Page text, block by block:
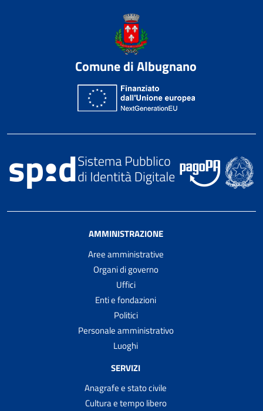
Comune di Albugnano
AMMINISTRAZIONE
Aree amministrative
Organi di governo
Uffici
Enti e fondazioni
Politici
Personale amministrativo
Luoghi
SERVIZI
Anagrafe e stato civile
Cultura e tempo libero